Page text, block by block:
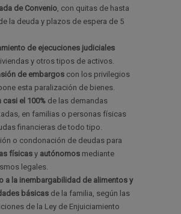
de Convenio, con quitas de hasta
la deuda y plazos de espera de 5
de ejecuciones judiciales
y otros tipos de activos.
de embargos con los privilegios
esta paralización de bienes.
casi el 100% de las demandas
, en familias o personas físicas
financieras de todo tipo.
o condonación de deudas para
físicas y autónomos mediante
legales.
a la inembargabilidad de alimentos y
básicas de la familia, según las
de la Ley de Enjuiciamiento